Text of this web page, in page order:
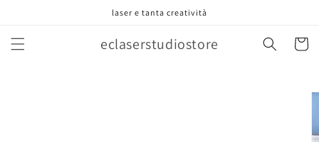
laser e tanta creatività
eclaserstudiostore Carrello